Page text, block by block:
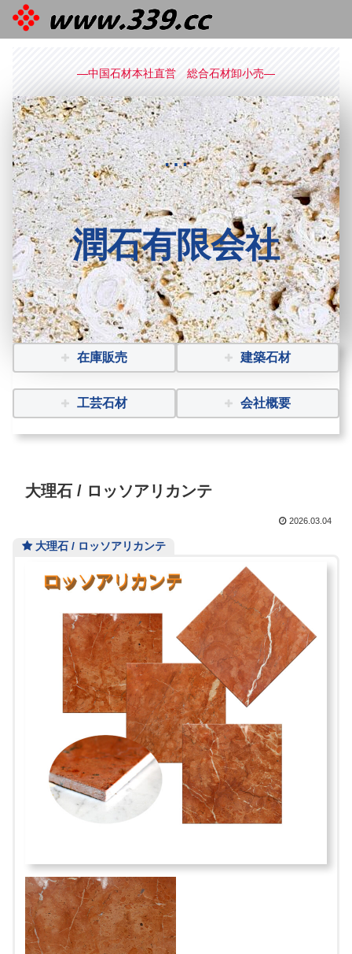
—中国石材本社直営 総合石材卸小売—
…
潤石有限会社
在庫販売 建築石材
工芸石材 会社概要
大理石 / ロッソアリカンテ
2026.03.04
大理石 / ロッソアリカンテ